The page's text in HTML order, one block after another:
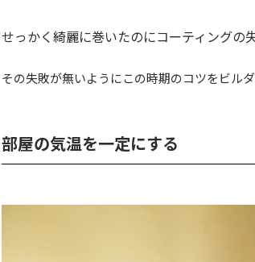
せっかく綺麗に巻いたのにコーティングの
その失敗が無いようにこの時期のコツをビル
部屋の気温を一定にする